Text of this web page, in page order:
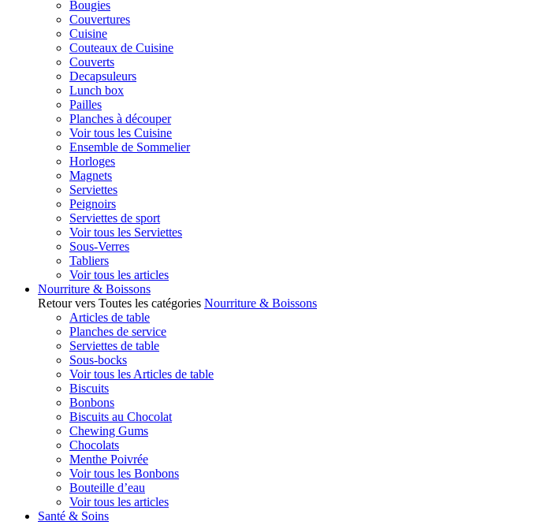
Bougies
Couvertures
Cuisine
Couteaux de Cuisine
Couverts
Decapsuleurs
Lunch box
Pailles
Planches à découper
Voir tous les Cuisine
Ensemble de Sommelier
Horloges
Magnets
Serviettes
Peignoirs
Serviettes de sport
Voir tous les Serviettes
Sous-Verres
Tabliers
Voir tous les articles
Nourriture & Boissons
Retour vers Toutes les catégories Nourriture & Boissons
Articles de table
Planches de service
Serviettes de table
Sous-bocks
Voir tous les Articles de table
Biscuits
Bonbons
Biscuits au Chocolat
Chewing Gums
Chocolats
Menthe Poivrée
Voir tous les Bonbons
Bouteille d’eau
Voir tous les articles
Santé & Soins